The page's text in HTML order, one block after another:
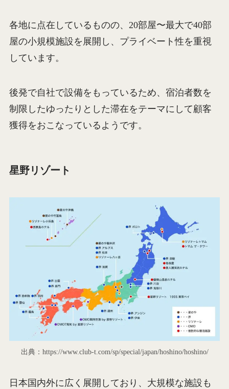
各地に点在しているものの、20部屋〜最大で40部
屋の小規模施設を展開し、プライベート性を重視
しています。
後発で自社で設備をもっているため、宿泊者数を
制限したゆったりとした滞在をテーマにして顧客
獲得をおこなっているようです。
星野リゾート
出典：https://www.club-t.com/sp/special/japan/hoshino/hoshino/
日本国内外に広く展開しており、大規模な施設も